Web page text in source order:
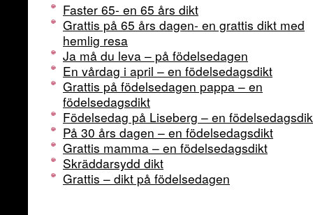
Faster 65- en 65 års dikt
Grattis på 65 års dagen- en grattis dikt med
hemlig resa
Ja må du leva – på födelsedagen
En vårdag i april – en födelsedagsdikt
Grattis på födelsedagen pappa – en
födelsedagsdikt
Födelsedag på Liseberg – en
På 30 års dagen – en födelsedagsdikt
Grattis mamma – en födelsedagsdikt
Skräddarsydd dikt
Grattis – dikt på födelsedagen